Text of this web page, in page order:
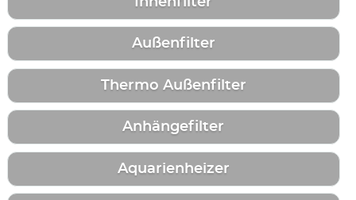
Außenfilter
Thermo Außenfilter
Anhängefilter
Aquarienheizer